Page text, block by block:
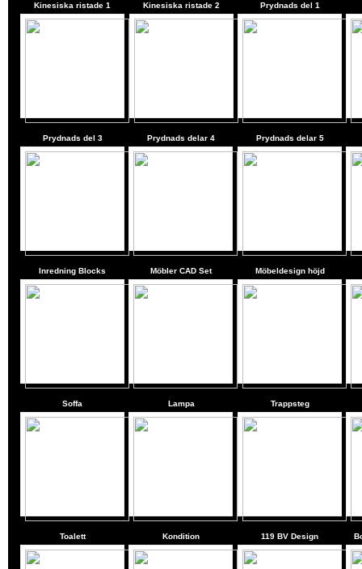
Kinesiska ristade 1 Kinesiska ristade 2 Prydnads del 1
Prydnads del 3 Prydnads delar 4 Prydnads delar 5
Inredning Blocks Möbler CAD Set Möbeldesign höjd
Soffa Lampa Trappsteg
Toalett Kondition 119 BV Design